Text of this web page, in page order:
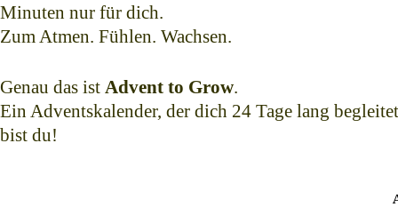
Minuten nur für dich.
Zum Atmen. Fühlen. Wachsen.
Genau das ist Advent to Grow.
Ein Adventskalender, der dich 24 Tage lang
bist du!